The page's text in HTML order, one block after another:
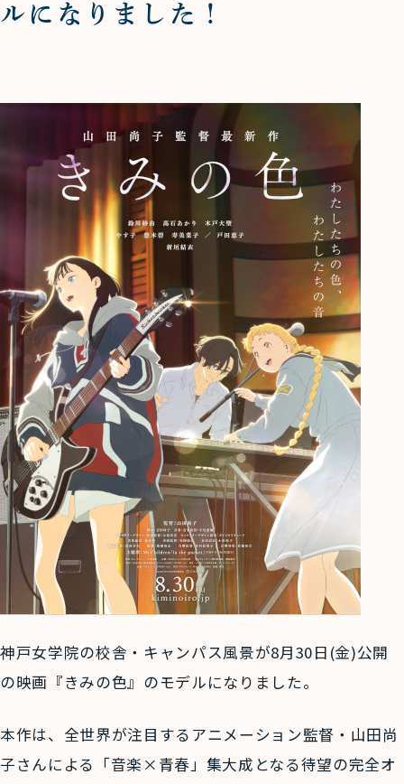
ルになりました！
神戸女学院の校舎・キャンパス風景が8月30日 (金)公開
の映画『きみの色』のモデルになりました。
本作は、全世界が注目するアニメーション監督・山田尚
子さんによる「音楽×青春」集大成となる待望の完全オ